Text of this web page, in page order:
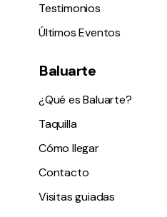
Testimonios
Últimos Eventos
Baluarte
¿Qué es Baluarte?
Taquilla
Cómo llegar
Contacto
Visitas guiadas